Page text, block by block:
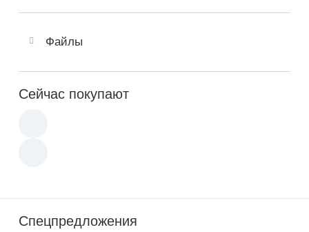
Файлы
Сейчас покупают
Спецпредложения